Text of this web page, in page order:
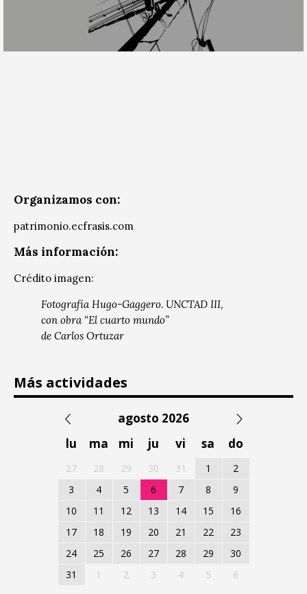
Organizamos con:
patrimonio.ecfrasis.com
Más información:
Crédito imagen:
Fotografía Hugo-Gaggero. UNCTAD III,
con obra “El cuarto mundo”
de Carlos Ortuzar
Más actividades
agosto 2026
lu
ma mi ju vi sa do
27 28 29 30 31 1
2
3
4 5 6 7 8
9
10
11 12 13 14 15
16
17
18 19 20 21 22
23
24
25 26 27 28 29
30
31
1 2 3 4 5 6